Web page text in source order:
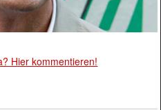
Hier kommentieren!